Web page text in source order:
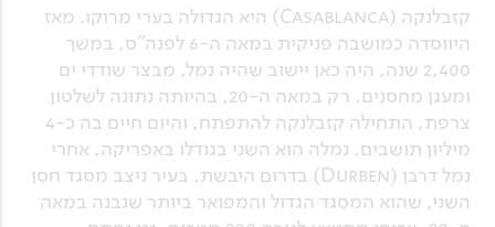
קזבלנקה (Casablanca) היא הגדולה בערי מרוקו. מאז
היווסדה כמושבה פניקית במאה ה-6 לפנה"ס, במשך
2,400 שנה, היה כאן יישוב שהיה נמל, מבצר שודדי ים
ומעגן מחסנים. רק במאה ה-20, בהיותה נתונה לשלטון
צרפת, התחילה קזבלנקה להתפתח, והיום חיים בה כ-4
מיליון תושבים. נמלה הוא השני בגודלו באפריקה, אחרי
נמל דרבן (Durben) בדרום היבשת. בעיר ניצב מסגד חסן
השני, שהוא המסגד הגדול והמפואר ביותר שנבנה במאה